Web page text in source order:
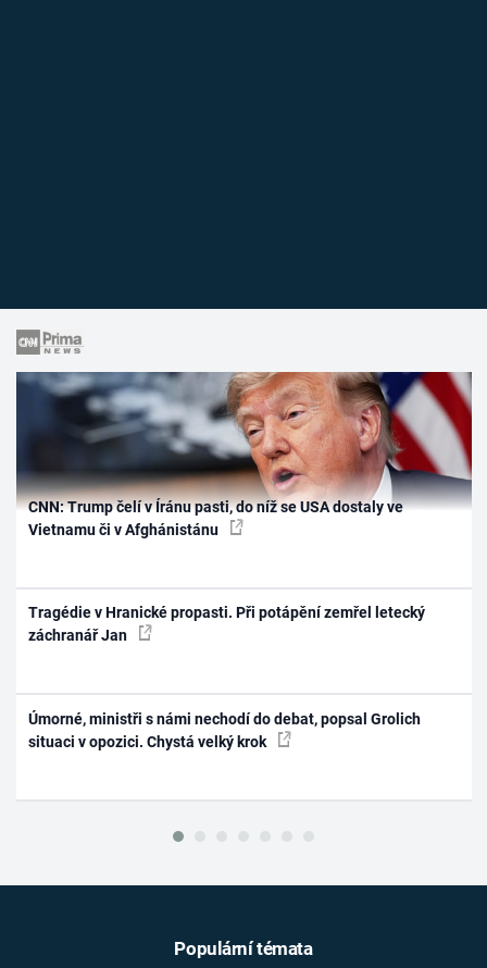
CNN: Trump čelí v Íránu pasti, do níž se USA dostaly ve
Vietnamu či v Afghánistánu
Tragédie v Hranické propasti. Při potápění zemřel letecký
záchranář Jan
Úmorné, ministři s námi nechodí do debat, popsal Grolich
situaci v opozici. Chystá velký krok
Populární témata